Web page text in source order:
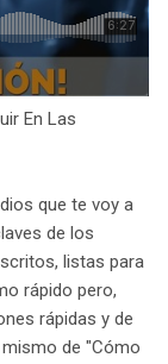
En Las
que te voy a
de los
listas para
rápido pero,
rápidas y de
de "Cómo